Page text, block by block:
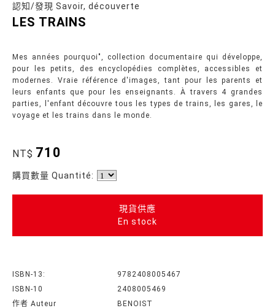
認知/發現 Savoir, découverte
LES TRAINS
Mes années pourquoi", collection documentaire qui développe,
pour les petits, des encyclopédies complètes, accessibles et
modernes. Vraie référence d'images, tant pour les parents et
leurs enfants que pour les enseignants. À travers 4 grandes
parties, l'enfant découvre tous les types de trains, les gares, le
voyage et les trains dans le monde.
NT$ 710
購買數量 Quantité:
現貨供應
En stock
ISBN-13:
9782408005467
ISBN-10
2408005469
作者 Auteur
BENOIST